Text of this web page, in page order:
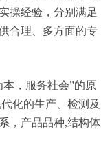
操经验，分别满足
合理、多方面的专
，服务社会”的原
化的生产、检测及
，产品品种,结构体